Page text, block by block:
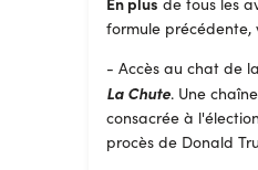
formule précédente,
- Accès au chat de
La Chute. Une
consacrée à
procès de Donald